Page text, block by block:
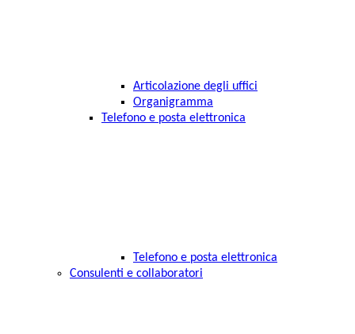
Articolazione degli uffici
Organigramma
Telefono e posta elettronica
Telefono e posta elettronica
Consulenti e collaboratori